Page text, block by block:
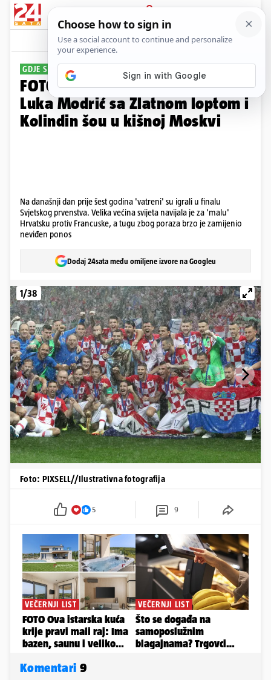
PRIJAVA
Galerija Komentari
GDJE SI BIO 15.7.2018.?
FOTO Dan ponosa i slave! Tužni
Luka Modrić sa Zlatnom loptom i
Kolindin šou u kišnoj Moskvi
Na današnji dan prije šest godina 'vatreni' su igrali u finalu
Svjetskog prvenstva. Velika većina svijeta navijala je za 'malu'
Hrvatsku protiv Francuske, a tugu zbog poraza brzo je zamijenio
neviđen ponos
Dodaj 24sata među omiljene izvore na Googleu
1/38
Foto: PIXSELL//Ilustrativna fotografija
5 9
Komentari 9